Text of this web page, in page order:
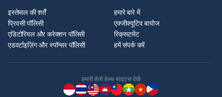
इस्तेमाल की शर्तें
प्रिवसी पॉलिसी
एडिटोरियल और करेक्शन पॉलिसी
एडवर्टाइज़िंग और स्पॉन्सर पॉलिसी
हमारे बारे में
एक्जीक्यूटिव बायोज
रिक्रूटमेंट
हमें संपर्क करें
हमारी हैलो हेल्थ साइट्स देखें